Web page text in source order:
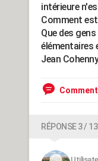
intérieure
Comment
Que des
élémentaires
Jean
RÉPONSE 3 / 13